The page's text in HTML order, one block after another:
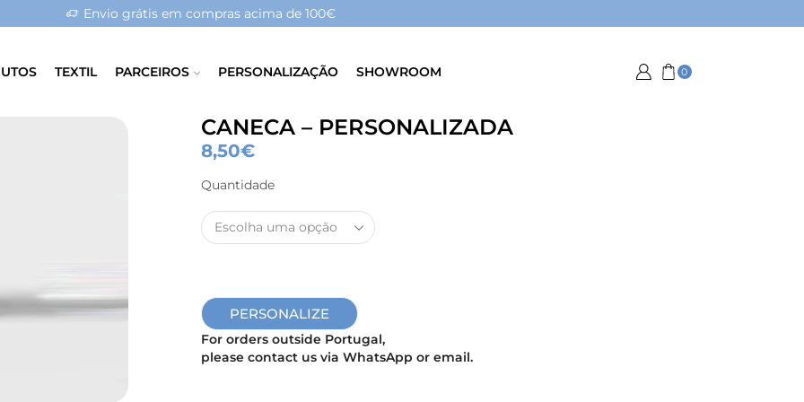
Envio grátis em compras acima de 100€
TEXTIL PARCEIROS PERSONALIZAÇÃO SHOWROOM 0
CANECA – PERSONALIZADA
8,50€
Quantidade
PERSONALIZE
For orders outside Portugal,
please contact us via WhatsApp or email.